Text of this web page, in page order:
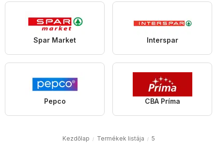
Spar Market Interspar
Pepco CBA Príma
Kezdőlap Termékek listája 5